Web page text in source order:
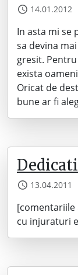
14.01.2012
In asta mi se
sa devina
gresit.
exista
Oricat de
bune ar fi
13.04.2011
[comentariile
cu injuraturi